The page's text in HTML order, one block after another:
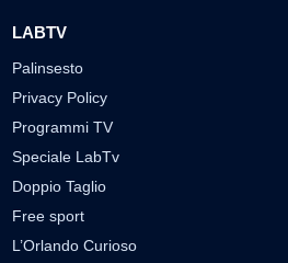
LABTV
Palinsesto
Privacy Policy
Programmi TV
Speciale LabTv
Doppio Taglio
Free sport
L’Orlando Curioso